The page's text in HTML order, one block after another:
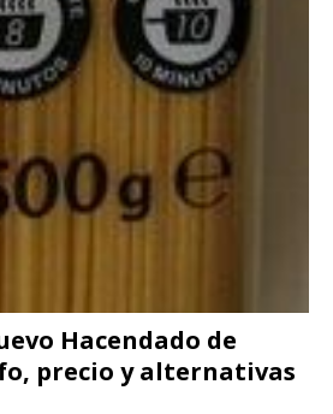
Hacendado de
precio y alternativas